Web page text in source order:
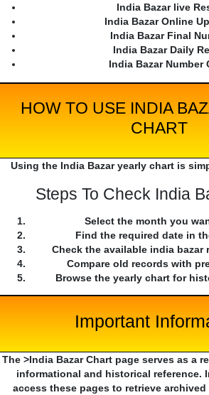
India Bazar live
India Bazar Online
India Bazar Final
India Bazar Daily
India Bazar Number
HOW TO USE INDIA
CHART
Using the India Bazar yearly chart is
Steps To Check India
Select the month you
Find the required date in
Check the available india bazar
Compare old records with
Browse the yearly chart for
Important
The >India Bazar Chart page serves as a
informational and historical reference.
access these pages to retrieve